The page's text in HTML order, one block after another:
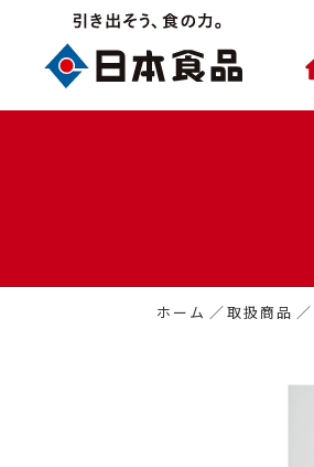
ホーム ／取扱商品 ／